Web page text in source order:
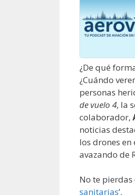
¿De qué
¿Cuándo
personas
de vuelo 4, la
colaborador,
noticias
los drones en
avazando de
No te pierdas
sanitarias’.